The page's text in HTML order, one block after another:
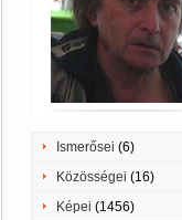
Ismerősei (6)
Közösségei (16)
Képei (1456)